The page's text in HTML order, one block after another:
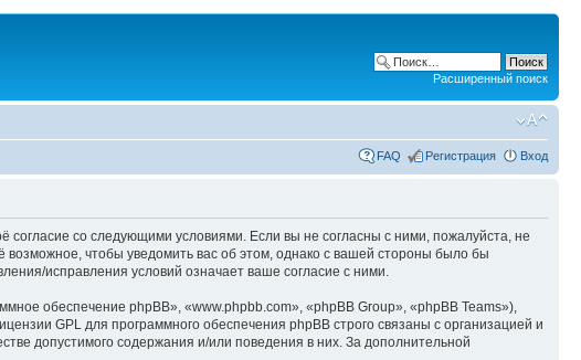
Расширенный поиск
FAQ Регистрация Вход
со следующими условиями. Если вы не согласны с ними, пожалуйста, не
чтобы уведомить вас об этом, однако с вашей стороны было бы
исправления условий означает ваше согласие с ними.
обеспечение phpBB», «www.phpbb.com», «phpBB Group», «phpBB Teams»),
GPL для программного обеспечения phpBB строго связаны с организацией и
допустимого содержания и/или поведения в них. За дополнительной